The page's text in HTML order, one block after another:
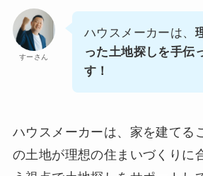
すーさん
ハウスメーカーは、
った土地探しを手伝
す！
ハウスメーカーは、家を建てる
の土地が理想の住まいづくりに